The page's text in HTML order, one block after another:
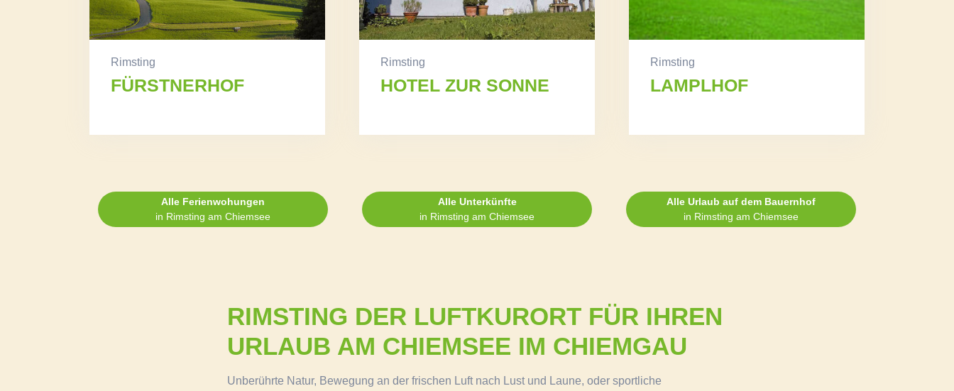
Rimsting
FÜRSTNERHOF
Rimsting
HOTEL ZUR SONNE
Rimsting
LAMPLHOF
Alle Ferienwohungen
in Rimsting am Chiemsee
Alle Unterkünfte
in Rimsting am Chiemsee
Alle Urlaub auf dem Bauernhof
in Rimsting am Chiemsee
RIMSTING DER LUFTKURORT FÜR IHREN
URLAUB AM CHIEMSEE IM CHIEMGAU
Unberührte Natur, Bewegung an der frischen Luft nach Lust und Laune, oder sportliche